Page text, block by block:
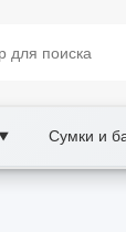
▼ Сумки и
B2B/